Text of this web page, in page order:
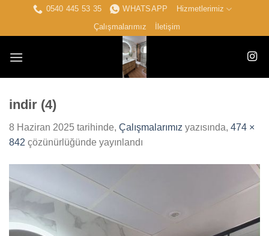
0540 445 53 35 WHATSAPP
Hizmetlerimiz
Çalışmalarımız
İletişim
indir (4)
8 Haziran 2025 tarihinde, Çalışmalarımız yazısında, 474 ×
842 çözünürlüğünde yayınlandı